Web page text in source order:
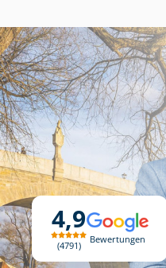
4,9
4791
Bewertungen